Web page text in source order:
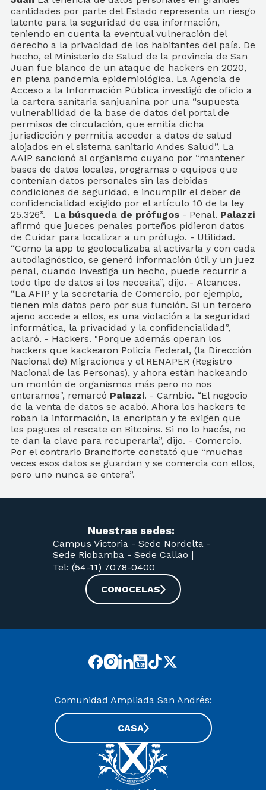
cantidades por parte del Estado representa un riesgo
latente para la seguridad de esa información,
teniendo en cuenta la eventual vulneración del
derecho a la privacidad de los habitantes del país. De
hecho, el Ministerio de Salud de la provincia de San
Juan fue blanco de un ataque de hackers en 2020,
en plena pandemia epidemiológica. La Agencia de
Acceso a la Información Pública investigó de oficio a
la cartera sanitaria sanjuanina por una “supuesta
vulnerabilidad de la base de datos del portal de
permisos de circulación, que emitía dicha
jurisdicción y permitía acceder a datos de salud
alojados en el sistema sanitario Andes Salud”. La
AAIP sancionó al organismo cuyano por “mantener
bases de datos locales, programas o equipos que
contenían datos personales sin las debidas
condiciones de seguridad, e incumplir el deber de
confidencialidad exigido por el artículo 10 de la ley
25.326”. La búsqueda de prófugos - Penal. Palazzi
afirmó que jueces penales porteños pidieron datos
de Cuidar para localizar a un prófugo. - Utilidad.
“Como la app te geolocalizaba al activarla y con cada
autodiagnóstico, se generó información útil y un juez
penal, cuando investiga un hecho, puede recurrir a
todo tipo de datos si los necesita”, dijo. - Alcances.
“La AFIP y la secretaría de Comercio, por ejemplo,
tienen mis datos pero por sus función. Si un tercero
ajeno accede a ellos, es una violación a la seguridad
informática, la privacidad y la confidencialidad”,
aclaró. - Hackers. "Porque además operan los
hackers que kackearon Policía Federal, (la Dirección
Nacional de) Migraciones y el RENAPER (Registro
Nacional de las Personas), y ahora están hackeando
un montón de organismos más pero no nos
enteramos", remarcó Palazzi. - Cambio. “El negocio
de la venta de datos se acabó. Ahora los hackers te
roban la información, la encriptan y te exigen que
les pagues el rescate en Bitcoins. Si no lo hacés, no
te dan la clave para recuperarla”, dijo. - Comercio.
Por el contrario Branciforte constató que “muchas
veces esos datos se guardan y se comercia con ellos,
pero uno nunca se entera”.
Nuestras sedes:
Campus Victoria - Sede Nordelta -
Sede Riobamba - Sede Callao |
Tel: (54-11) 7078-0400
CONOCELAS
Comunidad Ampliada San Andrés:
CASA